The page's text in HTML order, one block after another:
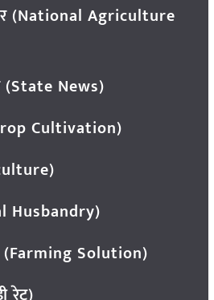
(National Agriculture
(State News)
Cultivation)
Husbandry)
(Farming Solution)